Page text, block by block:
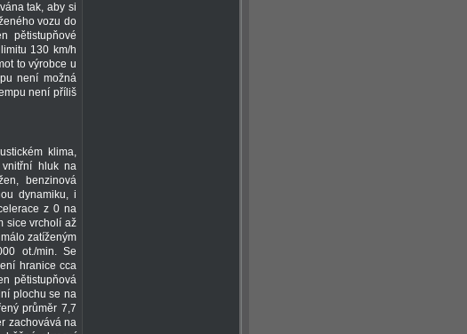
tak, aby si
vozu do
pětistupňové
130 km/h
to výrobce u
není možná
není příliš
klima,
hluk na
benzinová
dynamiku, i
z 0 na
sice vrcholí až
zatíženým
ot./min. Se
hranice cca
pětistupňová
plochu se na
průměr 7,7
zachovává na